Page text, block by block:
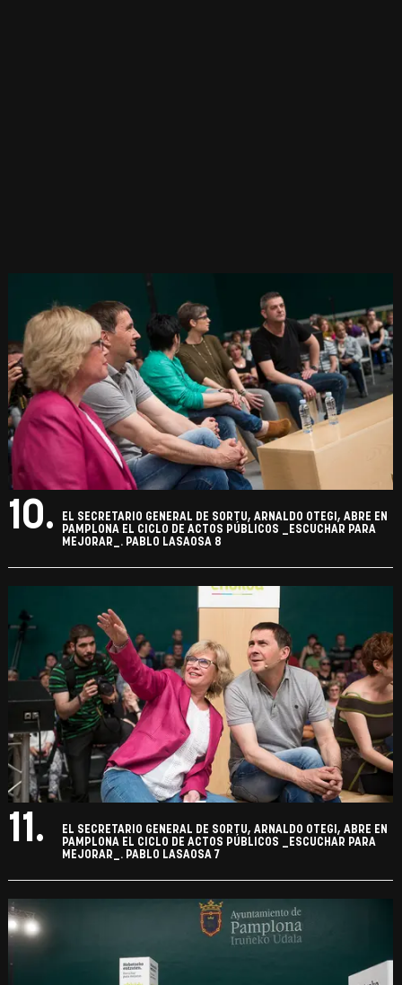
10.
EL SECRETARIO GENERAL DE SORTU, ARNALDO OTEGI, ABRE EN
PAMPLONA EL CICLO DE ACTOS PÚBLICOS _ESCUCHAR PARA
MEJORAR_. PABLO LASAOSA 8
11.
EL SECRETARIO GENERAL DE SORTU, ARNALDO OTEGI, ABRE EN
PAMPLONA EL CICLO DE ACTOS PÚBLICOS _ESCUCHAR PARA
MEJORAR_. PABLO LASAOSA 7